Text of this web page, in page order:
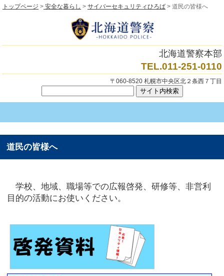
トップページ > 安全な暮らし > サイバーセキュリティひろば > 道民の皆様へ
北海道警察本部
TEL.011-251-0110
〒060-8520 札幌市中央区北２条西７丁目
道民の皆様へ
学校、地域、職場等での広報啓発、研修等、非営利
目的の活動にお使いください。